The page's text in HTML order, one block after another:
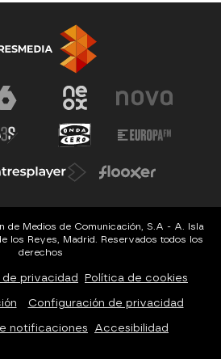
de Medios de Comunicación, S.A - A. Isla
los Reyes, Madrid. Reservados todos los
derechos
de privacidad Política de cookies
Configuración de privacidad
notificaciones Accesibilidad